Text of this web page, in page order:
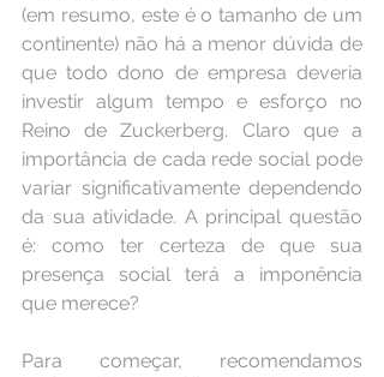
(em resumo, este é o tamanho de um
continente) não há a menor dúvida de
que todo dono de empresa deveria
investir algum tempo e esforço no
Reino de Zuckerberg. Claro que a
importância de cada rede social pode
variar significativamente dependendo
da sua atividade. A principal questão
é: como ter certeza de que sua
presença social terá a imponência
que merece?
Para começar, recomendamos